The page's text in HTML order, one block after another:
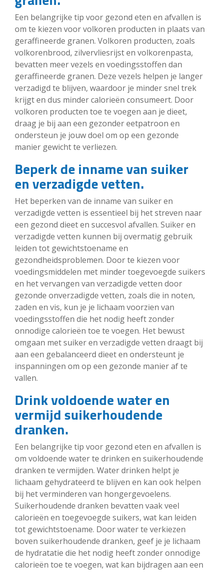
Een belangrijke tip voor gezond eten en afvallen is
om te kiezen voor volkoren producten in plaats van
geraffineerde granen. Volkoren producten, zoals
volkorenbrood, zilvervliesrijst en volkorenpasta,
bevatten meer vezels en voedingsstoffen dan
geraffineerde granen. Deze vezels helpen je langer
verzadigd te blijven, waardoor je minder snel trek
krijgt en dus minder calorieën consumeert. Door
volkoren producten toe te voegen aan je dieet,
draag je bij aan een gezonder eetpatroon en
ondersteun je jouw doel om op een gezonde
manier gewicht te verliezen.
Beperk de inname van suiker
en verzadigde vetten.
Het beperken van de inname van suiker en
verzadigde vetten is essentieel bij het streven naar
een gezond dieet en succesvol afvallen. Suiker en
verzadigde vetten kunnen bij overmatig gebruik
leiden tot gewichtstoename en
gezondheidsproblemen. Door te kiezen voor
voedingsmiddelen met minder toegevoegde suikers
en het vervangen van verzadigde vetten door
gezonde onverzadigde vetten, zoals die in noten,
zaden en vis, kun je je lichaam voorzien van
voedingsstoffen die het nodig heeft zonder
onnodige calorieën toe te voegen. Het bewust
omgaan met suiker en verzadigde vetten draagt bij
aan een gebalanceerd dieet en ondersteunt je
inspanningen om op een gezonde manier af te
vallen.
Drink voldoende water en
vermijd suikerhoudende
dranken.
Een belangrijke tip voor gezond eten en afvallen is
om voldoende water te drinken en suikerhoudende
dranken te vermijden. Water drinken helpt je
lichaam gehydrateerd te blijven en kan ook helpen
bij het verminderen van hongergevoelens.
Suikerhoudende dranken bevatten vaak veel
calorieën en toegevoegde suikers, wat kan leiden
tot gewichtstoename. Door water te verkiezen
boven suikerhoudende dranken, geef je je lichaam
de hydratatie die het nodig heeft zonder onnodige
calorieën toe te voegen, wat kan bijdragen aan een